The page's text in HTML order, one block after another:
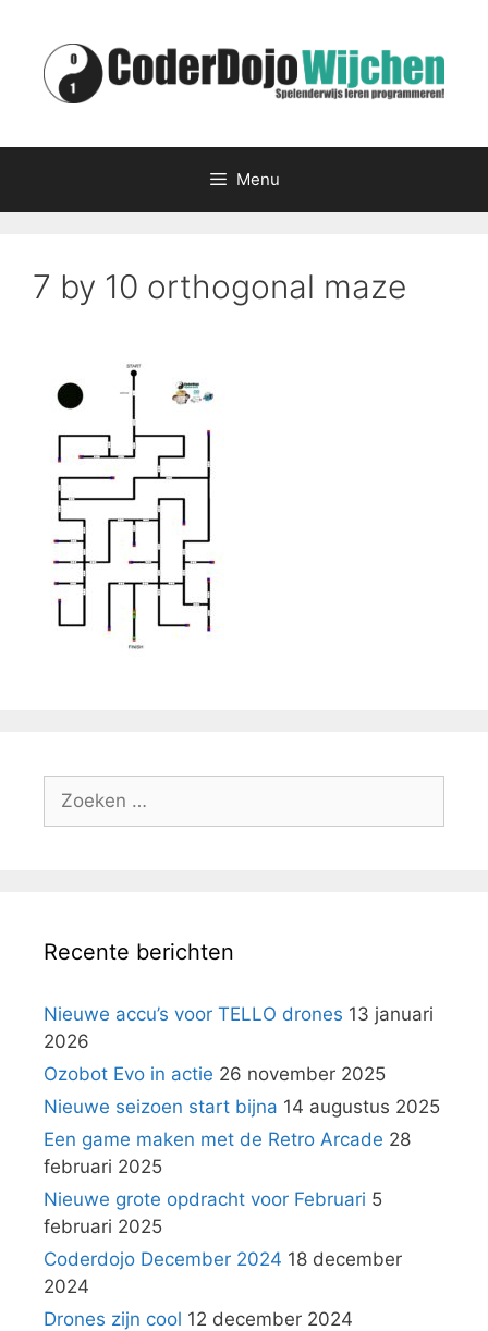
inhoud
Menu
7 by 10 orthogonal maze
naar:
Recente berichten
Nieuwe accu’s voor TELLO drones 13 januari
2026
Ozobot Evo in actie 26 november 2025
Nieuwe seizoen start bijna 14 augustus 2025
Een game maken met de Retro Arcade 28
februari 2025
Nieuwe grote opdracht voor Februari 5
februari 2025
Coderdojo December 2024 18 december
2024
Drones zijn cool 12 december 2024